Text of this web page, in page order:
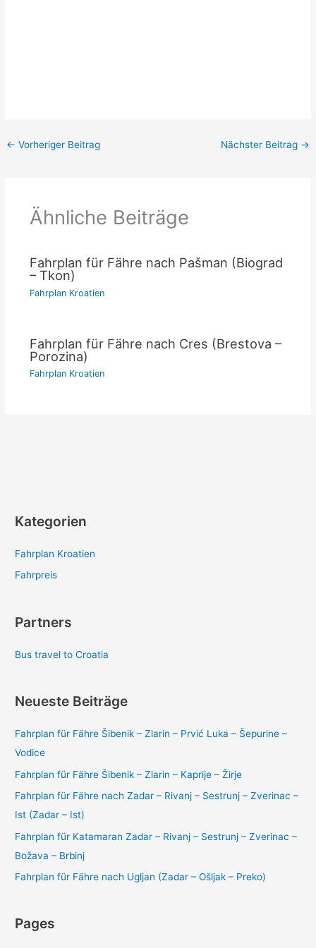
← Vorheriger Beitrag Nächster Beitrag →
Ähnliche Beiträge
Fahrplan für Fähre nach Pašman (Biograd
– Tkon)
Fahrplan Kroatien
Fahrplan für Fähre nach Cres (Brestova –
Porozina)
Fahrplan Kroatien
Kategorien
Fahrplan Kroatien
Fahrpreis
Partners
Bus travel to Croatia
Neueste Beiträge
Fahrplan für Fähre Šibenik – Zlarin – Prvić Luka – Šepurine –
Vodice
Fahrplan für Fähre Šibenik – Zlarin – Kaprije – Žirje
Fahrplan für Fähre nach Zadar – Rivanj – Sestrunj – Zverinac –
Ist (Zadar – Ist)
Fahrplan für Katamaran Zadar – Rivanj – Sestrunj – Zverinac –
Božava – Brbinj
Fahrplan für Fähre nach Ugljan (Zadar – Ošljak – Preko)
Pages